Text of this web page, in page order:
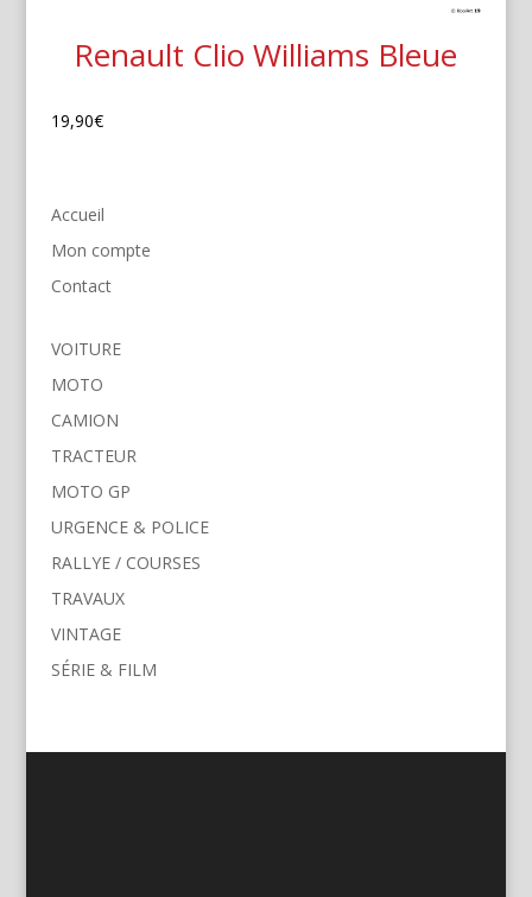
Renault Clio Williams Bleue
19,90€
Accueil
Mon compte
Contact
VOITURE
MOTO
CAMION
TRACTEUR
MOTO GP
URGENCE & POLICE
RALLYE / COURSES
TRAVAUX
VINTAGE
SÉRIE & FILM